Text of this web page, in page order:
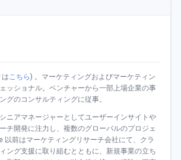
こちら) 。マーケティングおよびマーケティン
ッショナル。ベンチャーから一部上場企業の事
グのコンサルティングに従事。
ニアマネージャーとしてユーザーインサイトや
チ開発に注力し、複数のグローバルのプロジェ
以前はマーケティングリサーチ会社にて、クラ
ング支援に取り組むとともに、新規事業の立ち